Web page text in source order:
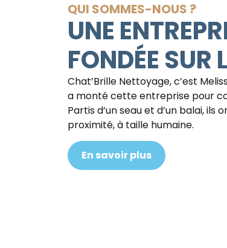
QUI SOMMES-NOUS ?
UNE
FONDÉE SUR
Chat’Brille Nettoyage, c’est
a monté cette entreprise pour
Partis d’un seau et d’un balai,
proximité, à taille humaine.
En savoir plus